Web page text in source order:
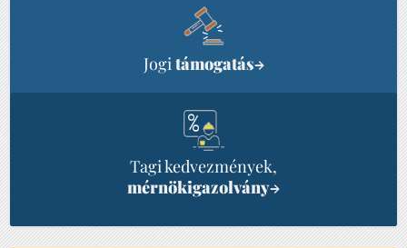
Jogitámogatás→
Tagi kedvezmények,
mérnökigazolvány→